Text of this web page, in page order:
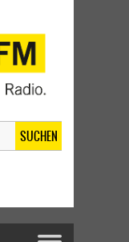
SUCHEN